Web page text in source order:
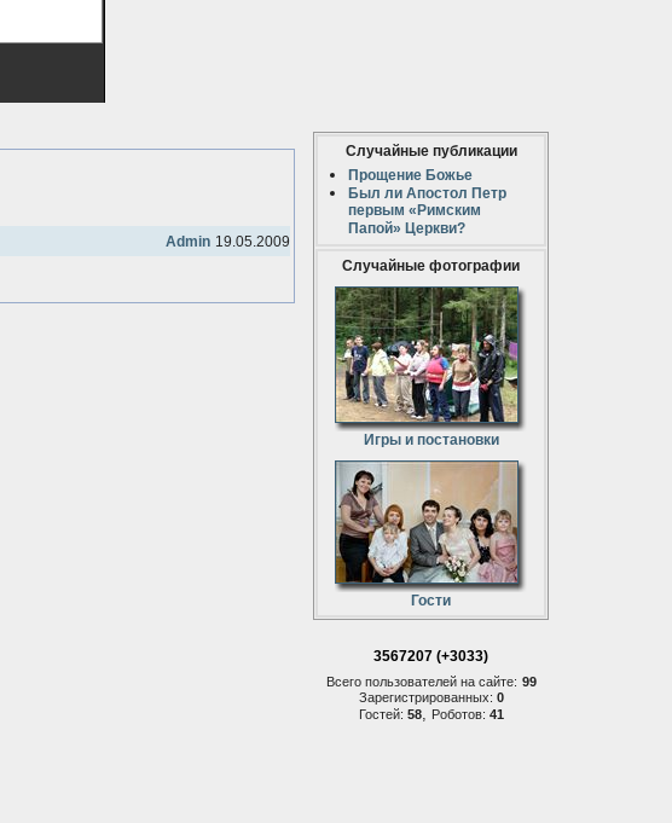
Admin 19.05.2009
Случайные публикации
Прощение Божье
Был ли Апостол Петр
первым «Римским
Папой» Церкви?
Случайные фотографии
Игры и постановки
Гости
3567207 (+3033)
Всего пользователей на сайте: 99
Зарегистрированных: 0
Гостей: 58, Роботов: 41